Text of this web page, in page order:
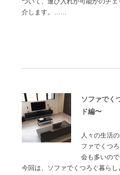
ついて、運び入れが可能かのチ
介します。……
ソファでく
ド編〜
人々の生活
ファでくつ
会も多いの
今回は、ソファでくつろぐ暮ら